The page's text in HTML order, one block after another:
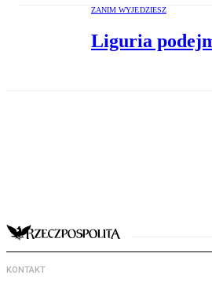
ZANIM WYJEDZIESZ
Liguria
KONTAKT